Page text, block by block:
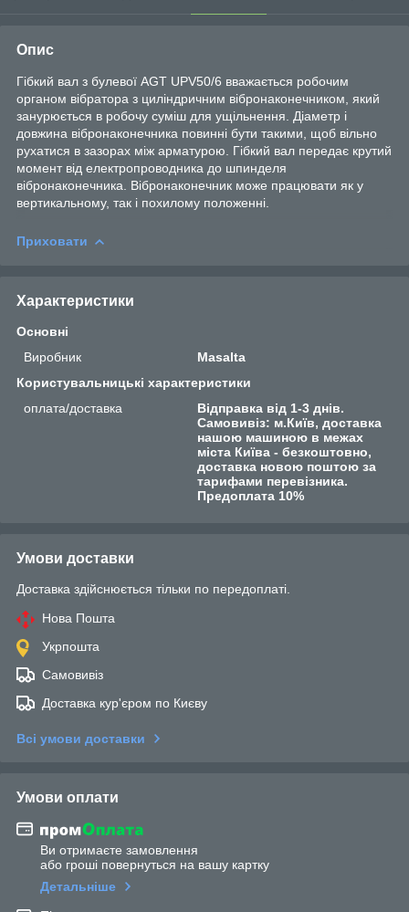
Опис
Гібкий вал з булевої AGT UPV50/6 вважається робочим
органом вібратора з циліндричним вібронаконечником, який
занурюється в робочу суміш для ущільнення. Діаметр і
довжина вібронаконечника повинні бути такими, щоб вільно
рухатися в зазорах між арматурою. Гібкий вал передає крутий
момент від електропроводника до шпинделя
вібронаконечника. Вібронаконечник може працювати як у
вертикальному, так і похилому положенні.
Приховати
Характеристики
Основні
Виробник
Masalta
Користувальницькі характеристики
оплата/доставка
Відправка від 1-3 днів.
Самовивіз: м.Київ, доставка
нашою машиною в межах
міста Київа - безкоштовно,
доставка новою поштою за
тарифами перевізника.
Предоплата 10%
Умови доставки
Доставка здійснюється тільки по передоплаті.
Нова Пошта
Укрпошта
Самовивіз
Доставка кур'єром по Києву
Всі умови доставки
Умови оплати
Ви отримаєте замовлення
або гроші повернуться на вашу картку
Детальніше